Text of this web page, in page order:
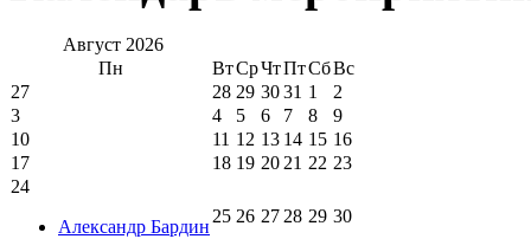
Август 2026
Пн
ВтСрЧтПтСбВс
27
28 29 3031 1
2
3
4 5 6 7 8
9
10
11 12 13 14 15 16
17
18 19 20 21 22 23
24
Александр Бардин
25 26 27 28 29 30